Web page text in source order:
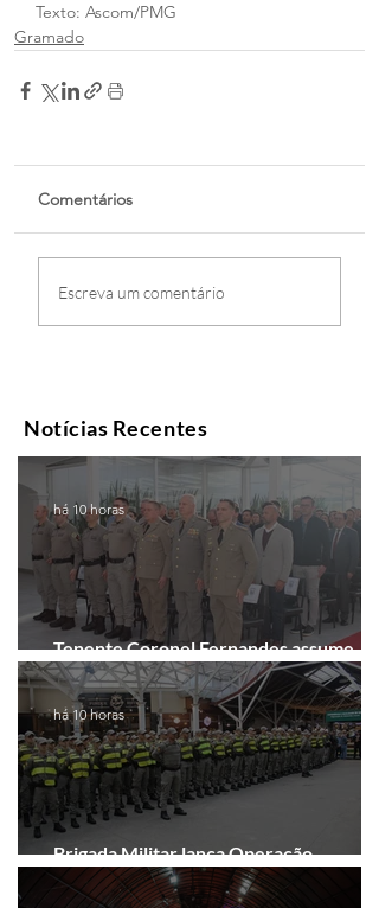
Texto: Ascom/PMG
Gramado
Comentários
Escreva um comentário
Notícias Recentes
Tenente Coronel Fernandes assume
comando do 41º BPM em Gramado
há 10 horas
Brigada Militar lança Operação
Convergência na Região das Hortênsias
há 10 horas